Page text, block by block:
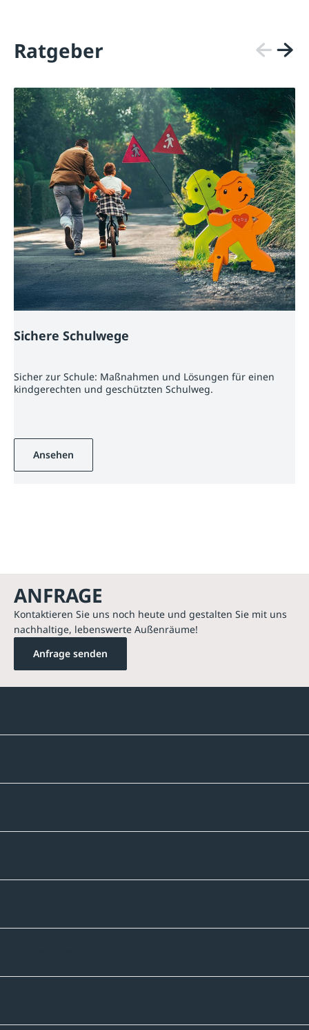
Ratgeber
Sichere Schulwege
Sicher zur Schule: Maßnahmen und Lösungen für einen
kindgerechten und geschützten Schulweg.
Ansehen
ANFRAGE
Kontaktieren Sie uns noch heute und gestalten Sie mit uns
nachhaltige, lebenswerte Außenräume!
Anfrage senden